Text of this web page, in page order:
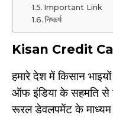
Important Link
निष्कर्ष
Kisan Credit
हमारे देश में किसान
ऑफ इंडिया के सहमति से
रूरल डेवलपमेंट के माध्यम